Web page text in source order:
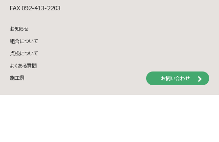
FAX 092-413-2203
お知らせ
組合について
点検について
よくある質問
施工例
お問い合わせ